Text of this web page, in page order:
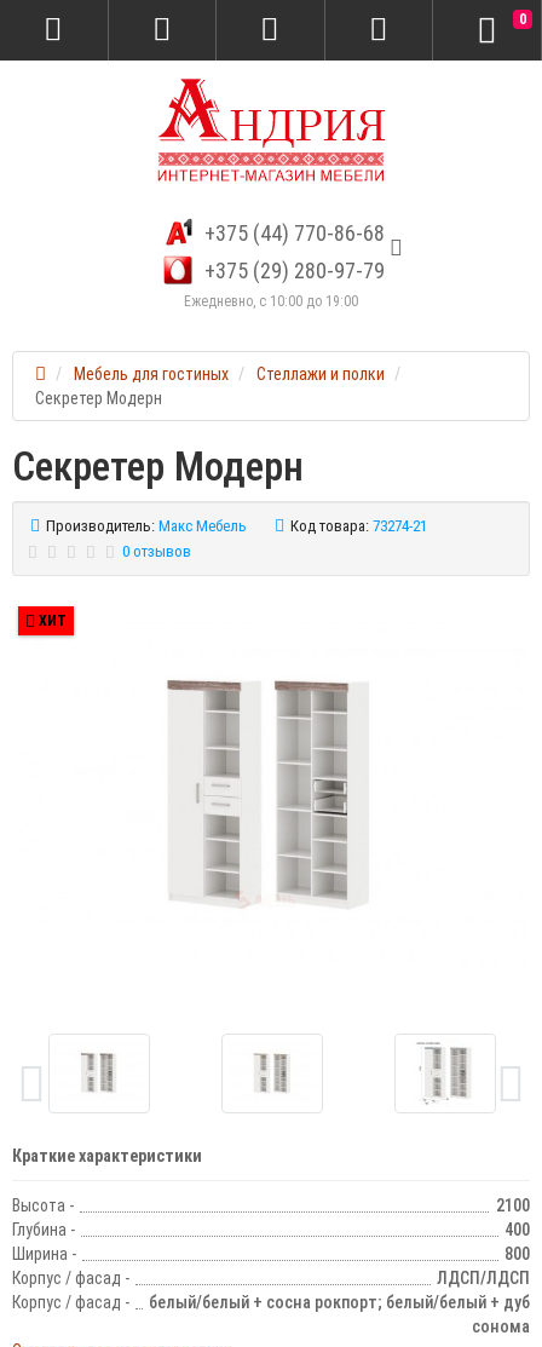
+375 (44) 770-86-68
+375 (29) 280-97-79
Ежедневно, с 10:00 до 19:00
0
Мебель для гостиных
Стеллажи и полки
Секретер Модерн
Секретер Модерн
Производитель: Макс Мебель Код товара: 73274-21
0 отзывов
ХИТ
Краткие характеристики
Высота -
2100
Глубина -
400
Ширина -
800
Корпус / фасад -
ЛДСП/ЛДСП
Корпус / фасад -
белый/белый + сосна рокпорт; белый/белый + дуб
сонома